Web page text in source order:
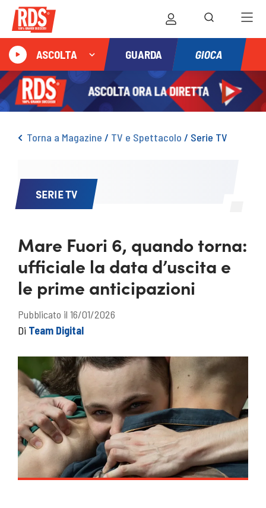
ASCOLTA GUARDA GIOCA
Torna a Magazine / TV e Spettacolo / Serie TV
SERIE TV
Mare Fuori 6, quando torna:
ufficiale la data d’uscita e
le prime anticipazioni
Pubblicato il 16/01/2026
Di Team Digital